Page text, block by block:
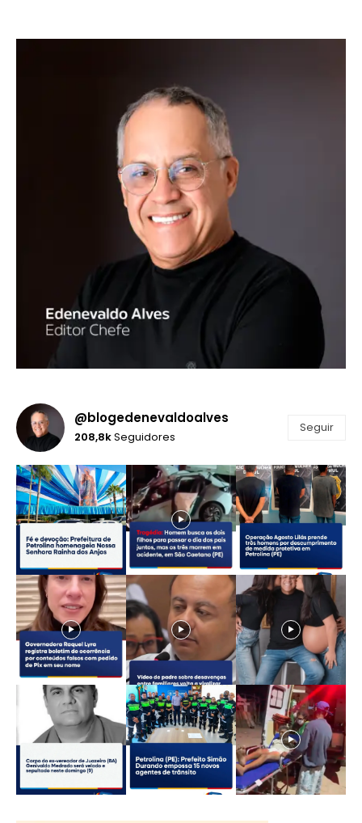
@blogedenevaldoalves
208,8kSeguidores
Seguir